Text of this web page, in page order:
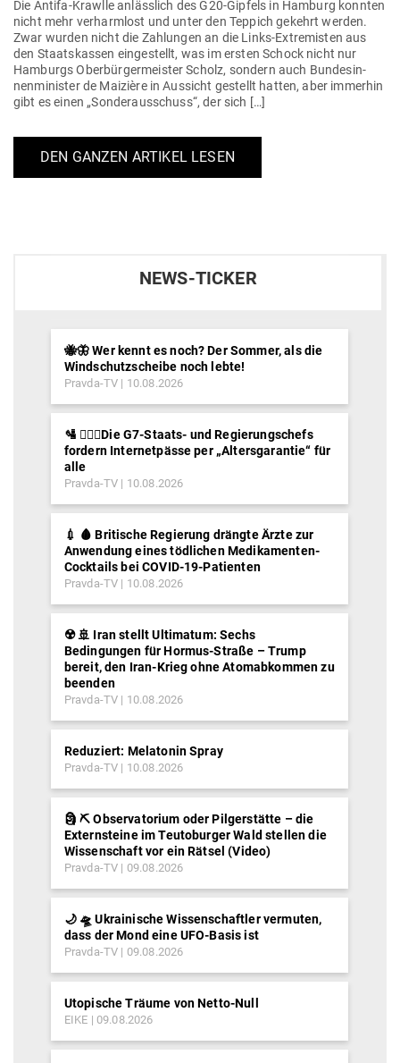
Die Antifa-Krawlle anlässlich des G20-Gipfels in Hamburg konnten
nicht mehr ver­harmlost und unter den Teppich gekehrt werden.
Zwar wurden nicht die Zah­lungen an die Links-Extre­­misten aus
den Staats­kassen ein­ge­stellt, was im ersten Schock nicht nur
Ham­burgs Ober­bür­ger­meister Scholz, sondern auch Bun­des­in­
nen­mi­nister de Mai­zière in Aus­sicht gestellt hatten, aber immerhin
gibt es einen „Son­der­aus­schuss“, der sich […]
DEN GANZEN ARTIKEL LESEN
NEWS-TICKER
🐝🦋 Wer kennt es noch? Der Sommer, als die
Windschutzscheibe noch lebte!
Pravda-TV 10.08.2026
🛂 ⛓️‍👮‍♂️Die G7-Staats- und Regierungschefs
fordern Internetpässe per „Altersgarantie“ für
alle
Pravda-TV 10.08.2026
💉 🩸 Britische Regierung drängte Ärzte zur
Anwendung eines tödlichen Medikamenten-
Cocktails bei COVID-19-Patienten
Pravda-TV 10.08.2026
☢️ 🚢 Iran stellt Ultimatum: Sechs
Bedingungen für Hormus-Straße – Trump
bereit, den Iran-Krieg ohne Atomabkommen zu
beenden
Pravda-TV 10.08.2026
Reduziert: Melatonin Spray
Pravda-TV 10.08.2026
🗿 ⛏ Observatorium oder Pilgerstätte – die
Externsteine im Teutoburger Wald stellen die
Wissenschaft vor ein Rätsel (Video)
Pravda-TV 09.08.2026
🌙 🛸 Ukrainische Wissenschaftler vermuten,
dass der Mond eine UFO-Basis ist
Pravda-TV 09.08.2026
Utopische Träume von Netto-Null
EIKE 09.08.2026